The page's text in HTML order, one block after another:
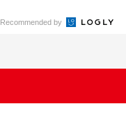
Recommended by